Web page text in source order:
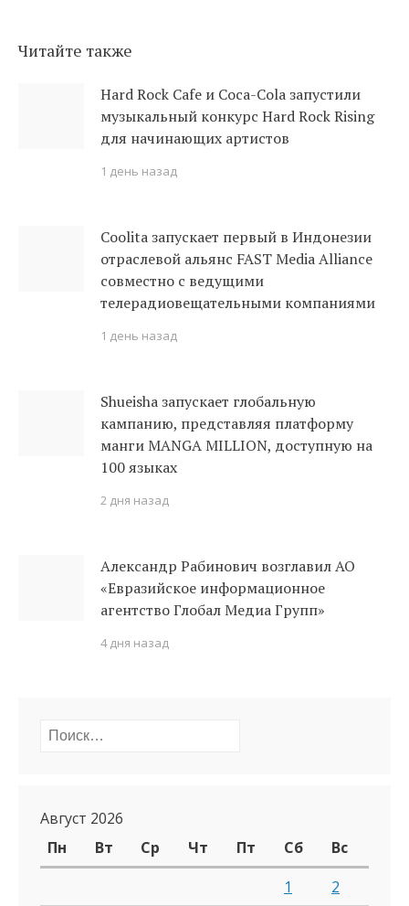
Читайте также
Hard Rock Cafe и Coca-Cola запустили
музыкальный конкурс Hard Rock Rising
для начинающих артистов
1 день назад
Coolita запускает первый в Индонезии
отраслевой альянс FAST Media Alliance
совместно с ведущими
телерадиовещательными компаниями
1 день назад
Shueisha запускает глобальную
кампанию, представляя платформу
манги MANGA MILLION, доступную на
100 языках
2 дня назад
Александр Рабинович возглавил АО
«Евразийское информационное
агентство Глобал Медиа Групп»
4 дня назад
Найти:
Август 2026
Пн
Вт Ср Чт Пт Сб
Вс
1
2